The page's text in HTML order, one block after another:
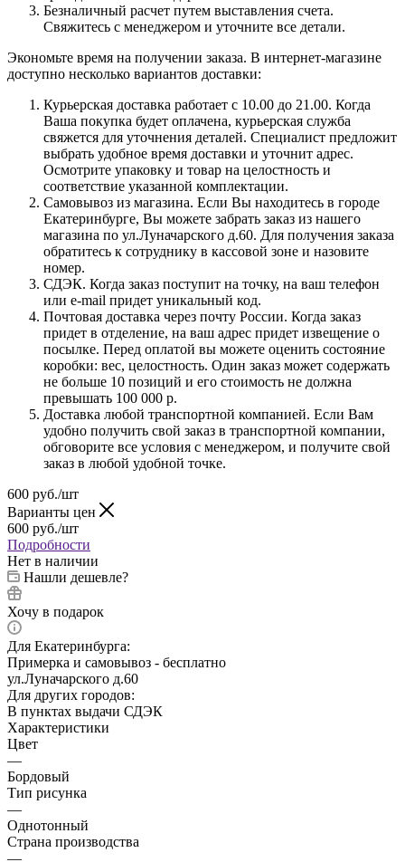
Безналичный расчет путем выставления счета.
Свяжитесь с менеджером и уточните все детали.
Экономьте время на получении заказа. В интернет-магазине
доступно несколько вариантов доставки:
Курьерская доставка работает с 10.00 до 21.00. Когда
Ваша покупка будет оплачена, курьерская служба
свяжется для уточнения деталей. Специалист предложит
выбрать удобное время доставки и уточнит адрес.
Осмотрите упаковку и товар на целостность и
соответствие указанной комплектации.
Самовывоз из магазина. Если Вы находитесь в городе
Екатеринбурге, Вы можете забрать заказ из нашего
магазина по ул.Луначарского д.60. Для получения заказа
обратитесь к сотруднику в кассовой зоне и назовите
номер.
СДЭК. Когда заказ поступит на точку, на ваш телефон
или e-mail придет уникальный код.
Почтовая доставка через почту России. Когда заказ
придет в отделение, на ваш адрес придет извещение о
посылке. Перед оплатой вы можете оценить состояние
коробки: вес, целостность. Один заказ может содержать
не больше 10 позиций и его стоимость не должна
превышать 100 000 р.
Доставка любой транспортной компанией. Если Вам
удобно получить свой заказ в транспортной компании,
обговорите все условия с менеджером, и получите свой
заказ в любой удобной точке.
600 руб./шт
Варианты цен
600 руб./шт
Подробности
Нет в наличии
Нашли дешевле?
Хочу в подарок
Для Екатеринбурга:
Примерка и самовывоз - бесплатно
ул.Луначарского д.60
Для других городов:
В пунктах выдачи СДЭК
Характеристики
Цвет
—
Бордовый
Тип рисунка
—
Однотонный
Страна производства
—